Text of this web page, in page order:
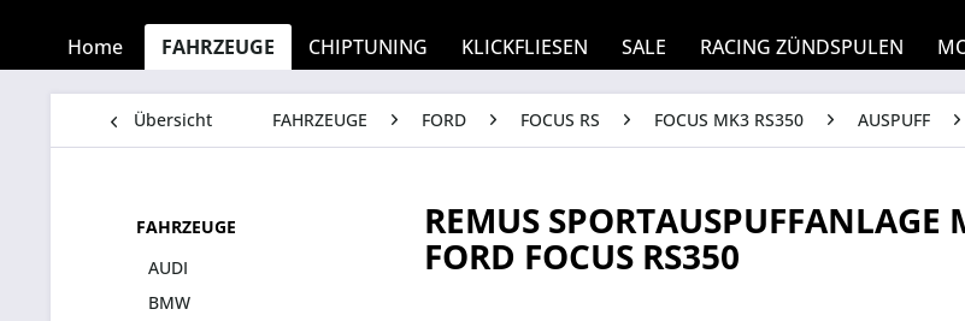
Home FAHRZEUGE CHIPTUNING KLICKFLIESEN SALE RACING ZÜNDSPULEN
Übersicht FAHRZEUGE FORD FOCUS RS FOCUS MK3 RS350 AUSPUFF
FAHRZEUGE
AUDI
BMW
REMUS SPORTAUSPUFFANLAGE
FORD FOCUS RS350